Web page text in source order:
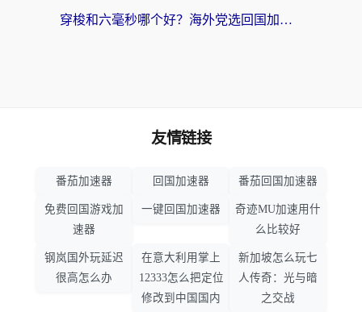
穿梭和六毫秒哪个好？海外党选回国加速器的避坑指南，附番茄加速器实测
友情链接
番茄加速器 回国加速器 番茄回国加速器
免费回国游戏加
速器
一键回国加速器
奇迹MU加速用什
么比较好
钢岚国外玩延迟
很高怎么办
在意大利用掌上
12333怎么把定位
修改到中国国内
新加坡怎么玩七
人传奇：光与暗
之交战